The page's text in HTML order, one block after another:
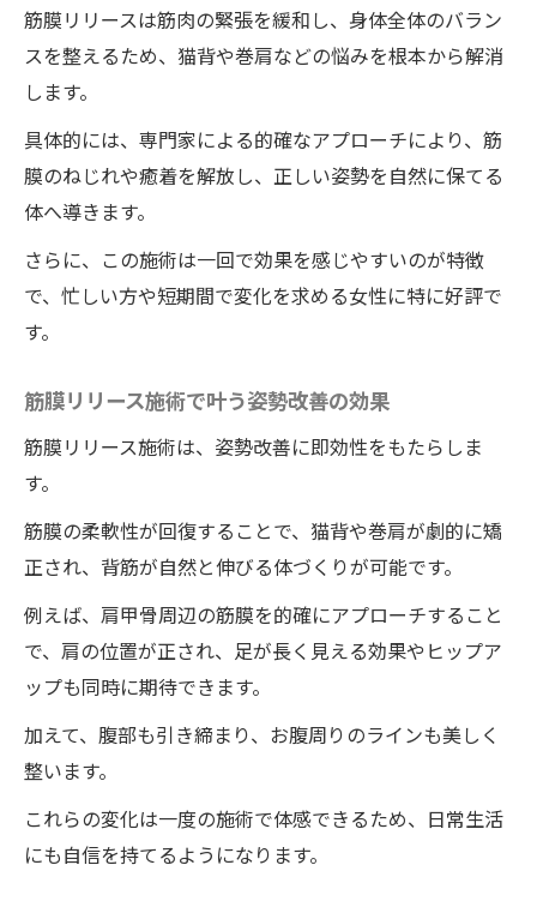
筋膜リリースは筋肉の緊張を緩和し、身体全体のバラン
スを整えるため、猫背や巻肩などの悩みを根本から解消
します。
具体的には、専門家による的確なアプローチにより、筋
膜のねじれや癒着を解放し、正しい姿勢を自然に保てる
体へ導きます。
さらに、この施術は一回で効果を感じやすいのが特徴
で、忙しい方や短期間で変化を求める女性に特に好評で
す。
筋膜リリース施術で叶う姿勢改善の効果
筋膜リリース施術は、姿勢改善に即効性をもたらしま
す。
筋膜の柔軟性が回復することで、猫背や巻肩が劇的に矯
正され、背筋が自然と伸びる体づくりが可能です。
例えば、肩甲骨周辺の筋膜を的確にアプローチすること
で、肩の位置が正され、足が長く見える効果やヒップア
ップも同時に期待できます。
加えて、腹部も引き締まり、お腹周りのラインも美しく
整います。
これらの変化は一度の施術で体感できるため、日常生活
にも自信を持てるようになります。